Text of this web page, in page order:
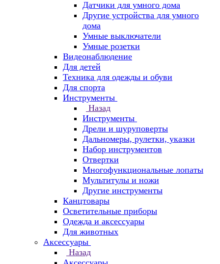
Датчики для умного дома
Другие устройства для умного
дома
Умные выключатели
Умные розетки
Видеонаблюдение
Для детей
Техника для одежды и обуви
Для спорта
Инструменты
Назад
Инструменты
Дрели и шуруповерты
Дальномеры, рулетки, указки
Набор инструментов
Отвертки
Многофункциональные лопаты
Мультитулы и ножи
Другие инструменты
Канцтовары
Осветительные приборы
Одежда и аксессуары
Для животных
Аксессуары
Назад